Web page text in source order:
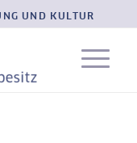
UND KULTUR